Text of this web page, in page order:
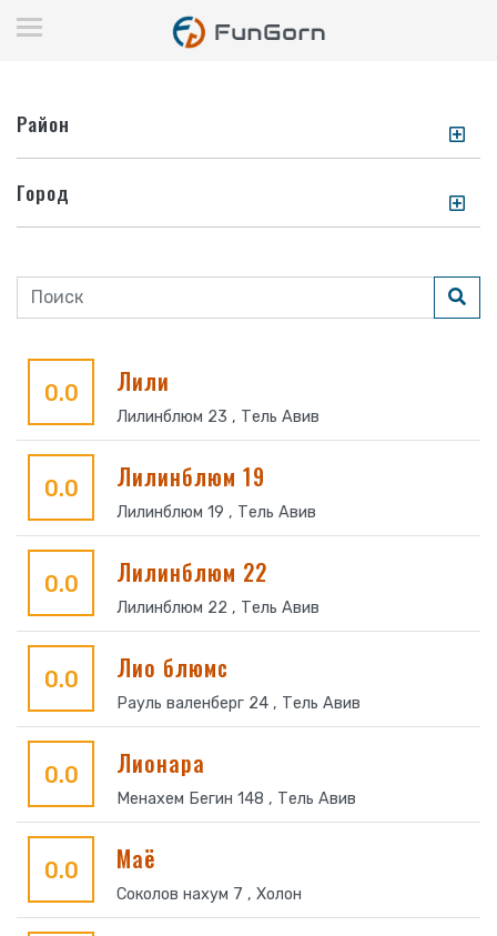
Район
Город
0.0 Лили
Лилинблюм 23 , Тель Авив
0.0 Лилинблюм 19
Лилинблюм 19 , Тель Авив
0.0 Лилинблюм 22
Лилинблюм 22 , Тель Авив
0.0 Лио блюмс
Рауль валенберг 24 , Тель Авив
0.0 Лионара
Менахем Бегин 148 , Тель Авив
0.0 Маё
Соколов нахум 7 , Холон